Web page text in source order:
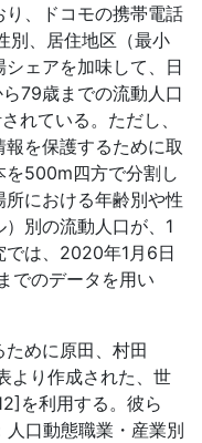
、ドコモの携帯電話
別、居住地区（最小
ェアを加味して、日
79歳までの流動人口
れている。ただし、
を保護するために取
を500m四方で分割し
における年齢別や性
別の流動人口が、1
では、2020年1月6日
でのデータを用い
めに原田、村田
より作成された、世
を利用する。彼ら
人口動態職業・産業別